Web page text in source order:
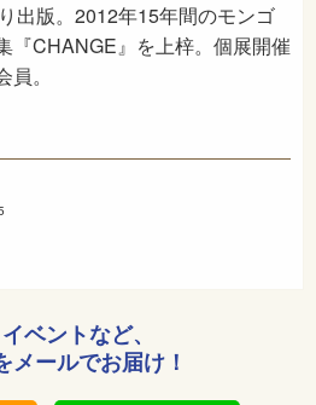
出版。2012年15年間のモンゴ
『CHANGE』を上梓。個展開催
。
ベントなど、
メールでお届け！